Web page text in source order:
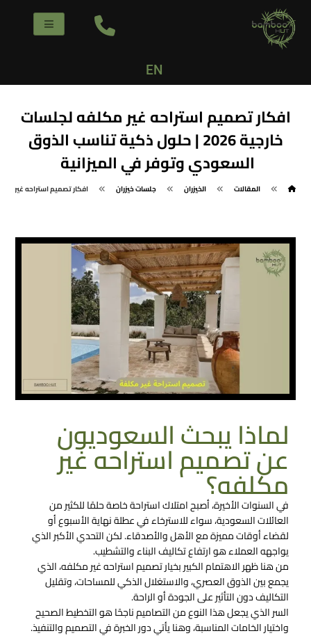
EN
افكار تصميم استراحه غير مكلفه لجلسات
خارجية 2026 | حلول ذكية تناسب الذوق
السعودي وتوفر في الميزانية
المقالات الخيزران جلسات خيزران افكار تصميم استراحه غير مكلفه لجلسات خارجية 2026 | حلول
لماذا يبحث السعوديون
عن تصميم استراحه غير
مكلفه؟
في السنوات الأخيرة، أصبح امتلاك استراحة خاصة حلمًا للكثير من
العائلات السعودية، سواء للاسترخاء في عطلة نهاية الأسبوع أو
لقضاء أوقات مميزة مع الأهل والأصدقاء. لكن التحدي الأكبر الذي
يواجهه العملاء هو ارتفاع تكاليف البناء والتشطيب.
من هنا ظهر الاهتمام الكبير بخيار تصميم استراحه غير مكلفه، الذي
يجمع بين الذوق العصري، والاستغلال الذكي للمساحات، وتقليل
التكاليف دون التأثير على الجودة أو الراحة.
السر الذي يجعل هذا النوع من التصاميم ناجحًا هو التخطيط الصحيح
واختيار الخامات المناسبة، وهنا يأتي دور الخبرة في التصميم والتنفيذ.